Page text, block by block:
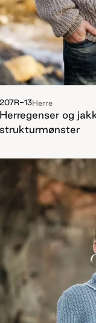
207R-13Herre
Herregenser og
strukturmønster